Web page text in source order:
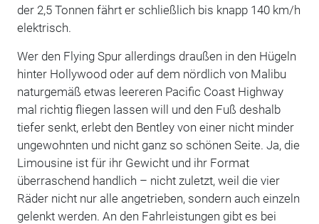
der 2,5 Tonnen fährt er schließlich bis knapp 140 km/h
elektrisch.
Wer den Flying Spur allerdings draußen in den Hügeln
hinter Hollywood oder auf dem nördlich von Malibu
naturgemäß etwas leereren Pacific Coast Highway
mal richtig fliegen lassen will und den Fuß deshalb
tiefer senkt, erlebt den Bentley von einer nicht minder
ungewohnten und nicht ganz so schönen Seite. Ja, die
Limousine ist für ihr Gewicht und ihr Format
überraschend handlich – nicht zuletzt, weil die vier
Räder nicht nur alle angetrieben, sondern auch einzeln
gelenkt werden. An den Fahrleistungen gibt es bei